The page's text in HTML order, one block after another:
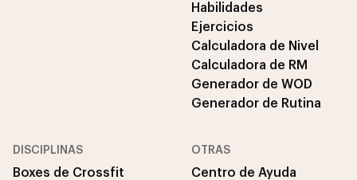
Habilidades
Ejercicios
Calculadora de Nivel
Calculadora de RM
Generador de WOD
Generador de Rutina
DISCIPLINAS
Boxes de Crossfit
OTRAS
Centro de Ayuda